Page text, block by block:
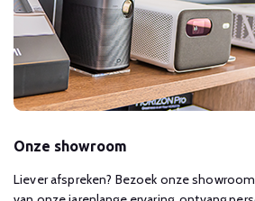
Onze showroom
Liever afspreken? Bezoek onze